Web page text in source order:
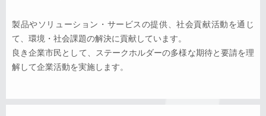
製品やソリューション・サービスの提供、社会貢献活動を通じ
て、環境・社会課題の解決に貢献しています。
良き企業市民として、ステークホルダーの多様な期待と要請を理
解して企業活動を実施します。